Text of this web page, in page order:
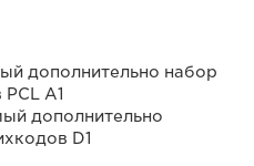
дополнительно набор
A1
дополнительно
D1